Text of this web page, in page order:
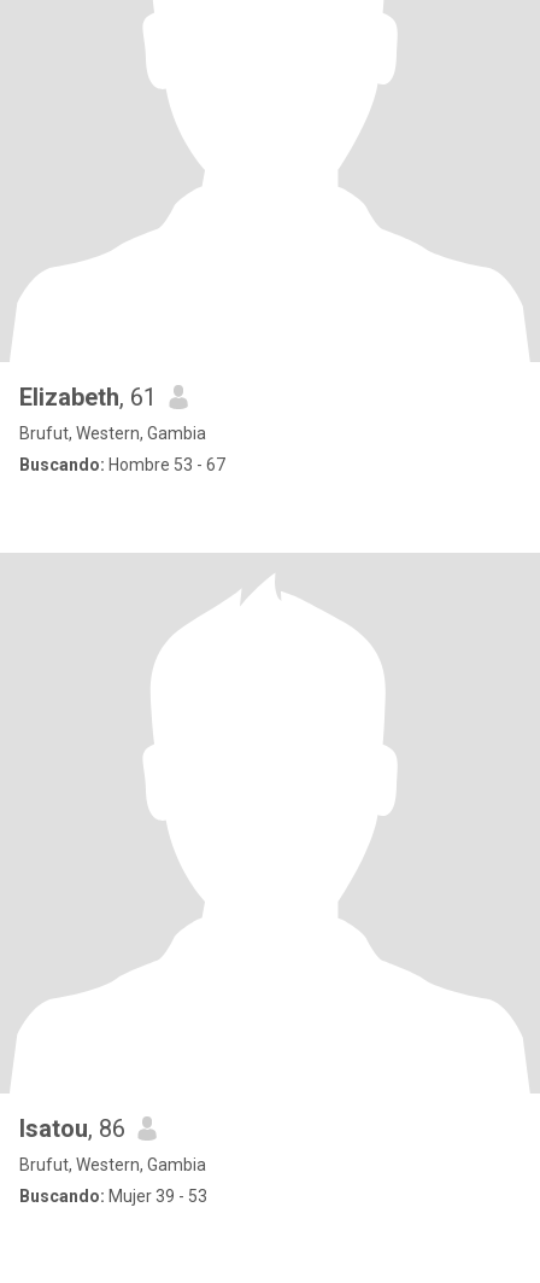
Elizabeth, 61
Brufut, Western, Gambia
Buscando: Hombre 53 - 67
Isatou, 86
Brufut, Western, Gambia
Buscando: Mujer 39 - 53